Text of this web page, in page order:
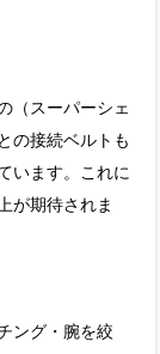
（スーパーシェ
の接続ベルトも
います。これに
が期待されま
ング・腕を絞